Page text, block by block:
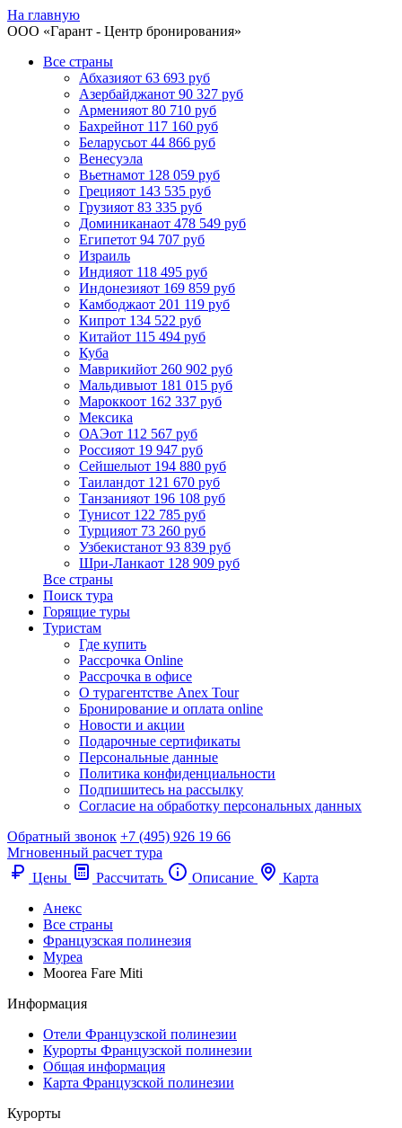
На главную
ООО «Гарант - Центр бронирования»
Все страны
Абхазияот 63 693 руб
Азербайджанот 90 327 руб
Арменияот 80 710 руб
Бахрейнот 117 160 руб
Беларусьот 44 866 руб
Венесуэла
Вьетнамот 128 059 руб
Грецияот 143 535 руб
Грузияот 83 335 руб
Доминиканаот 478 549 руб
Египетот 94 707 руб
Израиль
Индияот 118 495 руб
Индонезияот 169 859 руб
Камбоджаот 201 119 руб
Кипрот 134 522 руб
Китайот 115 494 руб
Куба
Маврикийот 260 902 руб
Мальдивыот 181 015 руб
Мароккоот 162 337 руб
Мексика
ОАЭот 112 567 руб
Россияот 19 947 руб
Сейшелыот 194 880 руб
Таиландот 121 670 руб
Танзанияот 196 108 руб
Тунисот 122 785 руб
Турцияот 73 260 руб
Узбекистанот 93 839 руб
Шри-Ланкаот 128 909 руб
Все страны
Поиск тура
Горящие туры
Туристам
Где купить
Рассрочка Online
Рассрочка в офисе
О турагентстве Anex Tour
Бронирование и оплата online
Новости и акции
Подарочные сертификаты
Персональные данные
Политика конфиденциальности
Подпишитесь на рассылку
Согласие на обработку персональных данных
Обратный звонок +7 (495) 926 19 66
Мгновенный расчет тура
Цены
Рассчитать Описание
Карта
Анекс
Все страны
Французская полинезия
Муреа
Moorea Fare Miti
Информация
Отели Французской полинезии
Курорты Французской полинезии
Общая информация
Карта Французской полинезии
Курорты